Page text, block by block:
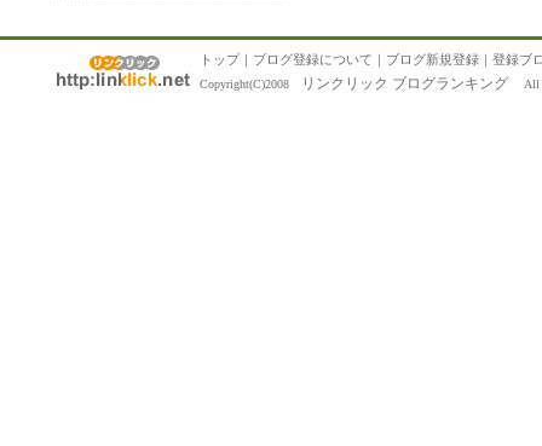
トップ｜ ブログ登録について ｜ ブログ新規登録 ｜ 登録ブ
Copyright(C)2008 リンクリック ブログランキング All